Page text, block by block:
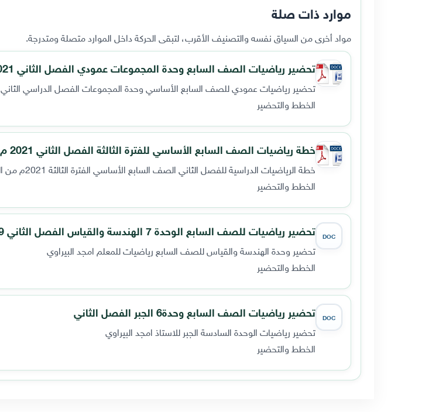
موارد ذات صلة
مواد أخرى من السياق نفسه والتصنيف الأقرب، لتبقى الحركة داخل الموارد متصلة ومتدرجة.
تحضير رياضيات الصف السابع وحدة المجموعات عمودي الفصل الثاني 2021م
تحضير رياضيات عمودي للصف السابع الأساسي وحدة المجموعات الفصل الدراسي الثاني 2021م.
الخطط والتحضير
خطة رياضيات الصف السابع الأساسي للفترة الثالثة الفصل الثاني 2021 م
خطة الرياضيات الدراسية للفصل الثاني الصف السابع الأساسي الفترة الثالثة 2021م من المدرسة البلجيكية.
الخطط والتحضير
DOC تحضير رياضيات للصف السابع الوحدة 7 الهندسة والقياس الفصل الثاني 2018/2019
تحضير وحدة الهندسة والقياس للصف السابع رياضيات للمعلم امجد البيراوي
الخطط والتحضير
DOC تحضير رياضيات الصف السابع وحدة6 الجبر الفصل الثاني
تحضير رياضيات الوحدة السادسة الجبر للاستاذ ‏امجد البيراوي‏
الخطط والتحضير